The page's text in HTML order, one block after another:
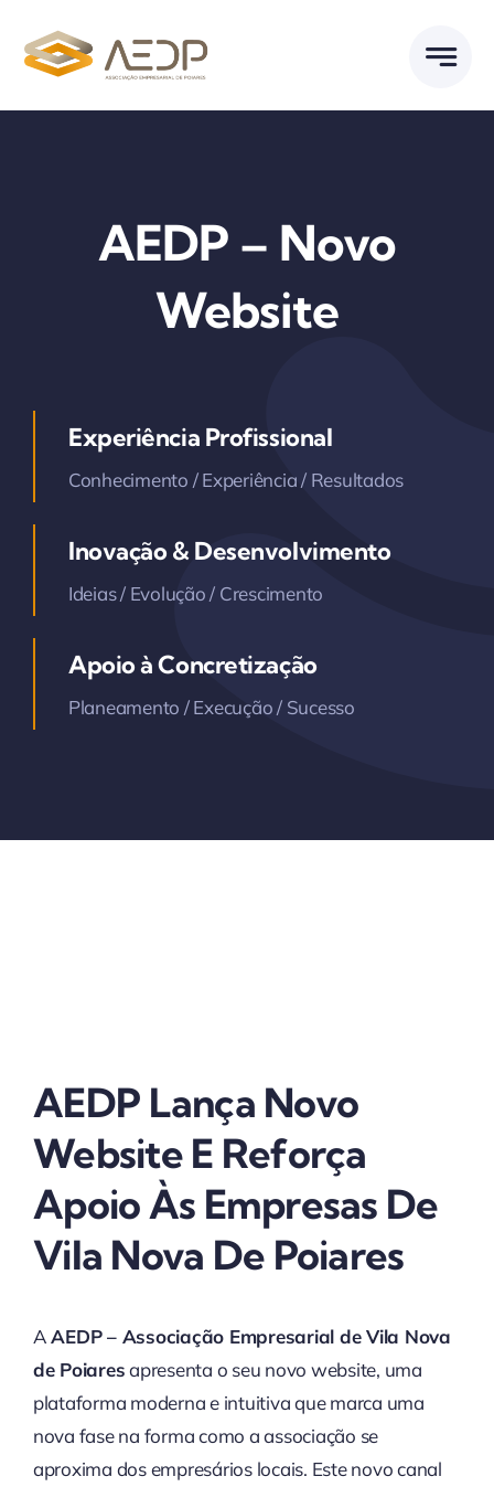
content
AEDP – Novo
Website
Experiência Profissional
Conhecimento / Experiência / Resultados
Inovação & Desenvolvimento
Ideias / Evolução / Crescimento
Apoio à Concretização
Planeamento / Execução / Sucesso
AEDP Lança Novo
Website E Reforça
Apoio Às Empresas De
Vila Nova De Poiares
AAEDP – Associação Empresarial de Vila Nova
de Poiaresapresenta o seu novo website, uma
plataforma moderna e intuitiva que marca uma
nova fase na forma como a associação se
aproxima dos empresários locais. Este novo canal